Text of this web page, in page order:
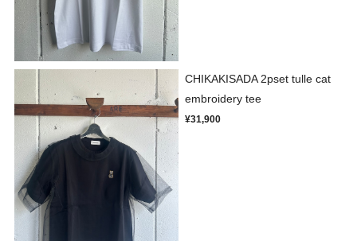
CHIKAKISADA 2pset tulle cat
embroidery tee
¥31,900